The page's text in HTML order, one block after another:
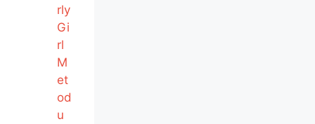
rly
Gi
rl
M
et
od
u